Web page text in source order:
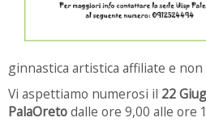
ginnastica artistica affiliate e non
Vi aspettiamo numerosi il 22
PalaOretodalle ore 9,00 alle ore